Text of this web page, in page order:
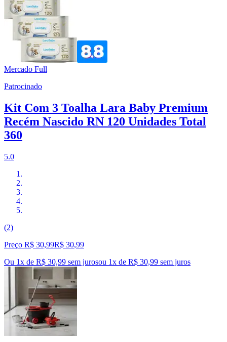
Mercado Full
Patrocinado
Kit Com 3 Toalha Lara Baby Premium
Recém Nascido RN 120 Unidades Total
360
5.0
(2)
Preço R$ 30,99R$ 30,99
Ou 1x de R$ 30,99 sem jurosou 1x de R$ 30,99 sem juros